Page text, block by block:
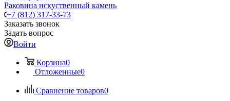
Раковина искуственный камень
+7 (812) 317-33-73
Заказать звонок
Задать вопрос
Войти
Корзина0
Отложенные0
Сравнение товаров0